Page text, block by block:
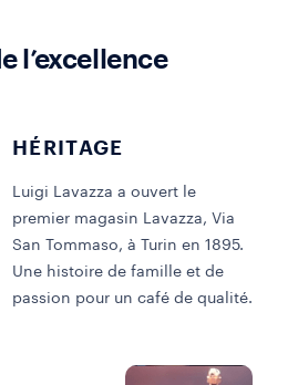
l’excellence
HÉRITAGE
Luigi Lavazza a ouvert le
premier magasin Lavazza, Via
San Tommaso, à Turin en 1895.
Une histoire de famille et de
passion pour un café de qualité.